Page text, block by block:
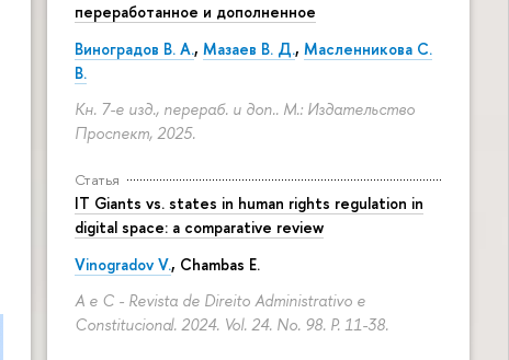
переработанное и дополненное
Виноградов В. А., Мазаев В. Д., Масленникова С.
В.
Кн. 7-е изд., перераб. и доп.. М.: Издательство
Проспект, 2025.
Статья
IT Giants vs. states in human rights regulation in
digital space: a comparative review
Vinogradov V., Chambas E.
A e C - Revista de Direito Administrativo e
Constitucional. 2024. Vol. 24. No. 98. P. 11-38.